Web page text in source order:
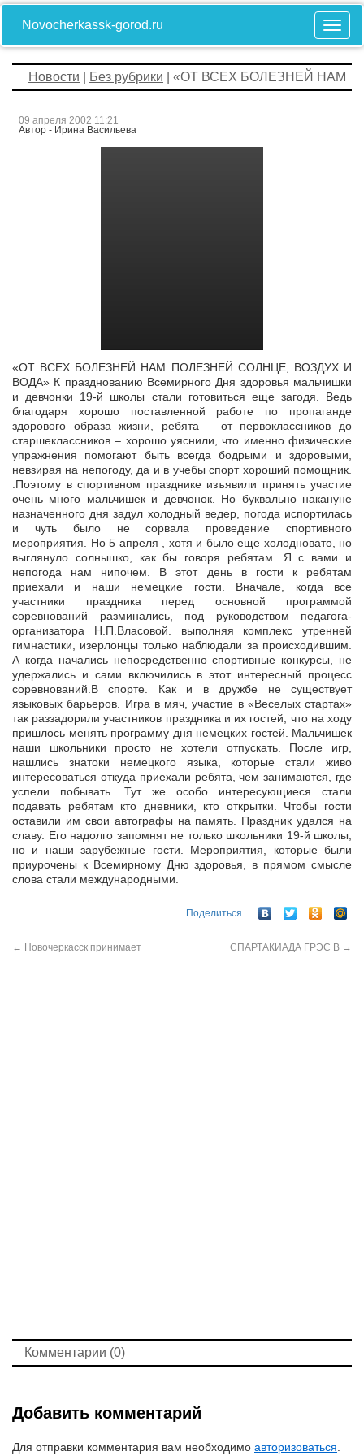
Novocherkassk-gorod.ru
Новости Без рубрики | «ОТ ВСЕХ БОЛЕЗНЕЙ НАМ
09 апреля 2002 11:21
Автор - Ирина Васильева
«ОТ ВСЕХ БОЛЕЗНЕЙ НАМ ПОЛЕЗНЕЙ СОЛНЦЕ, ВОЗДУХ И
ВОДА» К празднованию Всемирного Дня здоровья мальчишки
и девчонки 19-й школы стали готовиться еще загодя. Ведь
благодаря хорошо поставленной работе по пропаганде
здорового образа жизни, ребята – от первоклассников до
старшеклассников – хорошо уяснили, что именно физические
упражнения помогают быть всегда бодрыми и здоровыми,
невзирая на непогоду, да и в учебы спорт хороший помощник.
.Поэтому в спортивном празднике изъявили принять участие
очень много мальчишек и девчонок. Но буквально накануне
назначенного дня задул холодный ведер, погода испортилась
и чуть было не сорвала проведение спортивного
мероприятия. Но 5 апреля , хотя и было еще холодновато, но
выглянуло солнышко, как бы говоря ребятам. Я с вами и
непогода нам нипочем. В этот день в гости к ребятам
приехали и наши немецкие гости. Вначале, когда все
участники праздника перед основной программой
соревнований разминались, под руководством педагога-
организатора Н.П.Власовой. выполняя комплекс утренней
гимнастики, изерлонцы только наблюдали за происходившим.
А когда начались непосредственно спортивные конкурсы, не
удержались и сами включились в этот интересный процесс
соревнований.В спорте. Как и в дружбе не существует
языковых барьеров. Игра в мяч, участие в «Веселых стартах»
так раззадорили участников праздника и их гостей, что на ходу
пришлось менять программу дня немецких гостей. Мальчишек
наши школьники просто не хотели отпускать. После игр,
нашлись знатоки немецкого языка, которые стали живо
интересоваться откуда приехали ребята, чем занимаются, где
успели побывать. Тут же особо интересующиеся стали
подавать ребятам кто дневники, кто открытки. Чтобы гости
оставили им свои автографы на память. Праздник удался на
славу. Его надолго запомнят не только школьники 19-й школы,
но и наши зарубежные гости. Мероприятия, которые были
приурочены к Всемирному Дню здоровья, в прямом смысле
слова стали международными.
Поделиться
← Новочеркасск принимает СПАРТАКИАДА ГРЭС В →
Комментарии (0)
Добавить комментарий
Для отправки комментария вам необходимо авторизоваться.